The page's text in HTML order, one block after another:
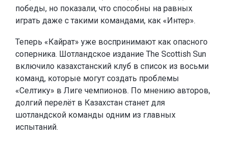
победы, но показали, что способны на равных
играть даже с такими командами, как «Интер».
Теперь «Кайрат» уже воспринимают как опасного
соперника. Шотландское издание The Scottish Sun
включило казахстанский клуб в список из восьми
команд, которые могут создать проблемы
«Селтику» в Лиге чемпионов. По мнению авторов,
долгий перелёт в Казахстан станет для
шотландской команды одним из главных
испытаний.